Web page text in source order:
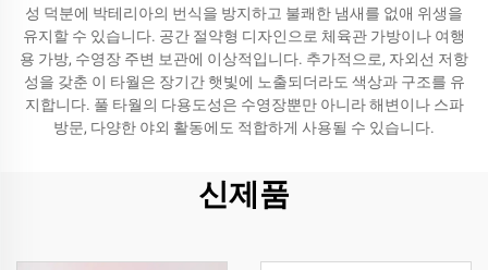
성 덕분에 박테리아의 번식을 방지하고 불쾌한 냄새를 없애 위생을
유지할 수 있습니다. 공간 절약형 디자인으로 체육관 가방이나 여행
용 가방, 수영장 주변 보관에 이상적입니다. 추가적으로, 자외선 저항
성을 갖춘 이 타월은 장기간 햇빛에 노출되더라도 색상과 구조를 유
지합니다. 풀 타월의 다용도성은 수영장뿐만 아니라 해변이나 스파
방문, 다양한 야외 활동에도 적합하게 사용될 수 있습니다.
신제품